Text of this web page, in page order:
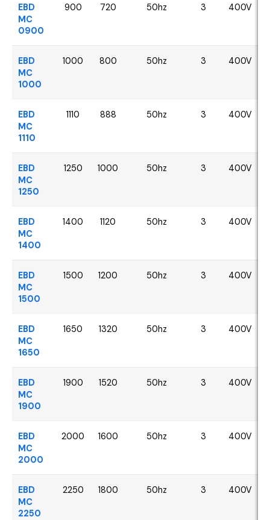
EBD
MC
0900
900 720 50hz 3 400V
EBD
MC
1000
1000 800 50hz 3 400V
EBD
MC
1110
1110 888 50hz 3 400V
EBD
MC
1250
1250 1000 50hz 3 400V
EBD
MC
1400
1400 1120 50hz 3 400V
EBD
MC
1500
1500 1200 50hz 3 400V
EBD
MC
1650
1650 1320 50hz 3 400V
EBD
MC
1900
1900 1520 50hz 3 400V
EBD
MC
2000
2000 1600 50hz 3 400V
EBD
MC
2250
2250 1800 50hz 3 400V